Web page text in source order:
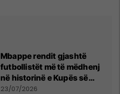
Mbappe rendit gjashtë
futbollistët më të mëdhenj
në historinë e Kupës së
Botës, Messi mbetet i dyti
23/07/2026